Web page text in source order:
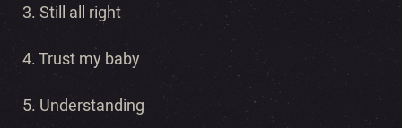
3. Still all right
4. Trust my baby
5. Understanding